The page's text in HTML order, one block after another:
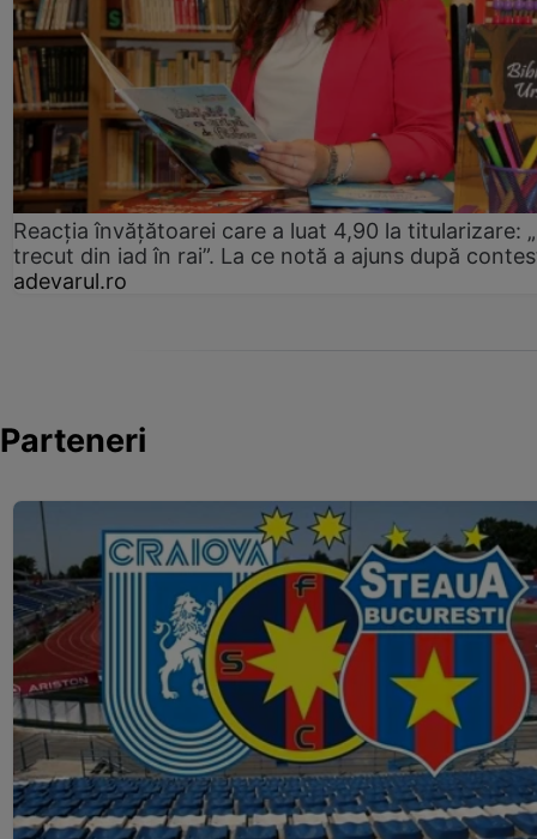
Reacția învățătoarei care a luat 4,90 la titularizare:
trecut din iad în rai”. La ce notă a ajuns după
adevarul.ro
Parteneri